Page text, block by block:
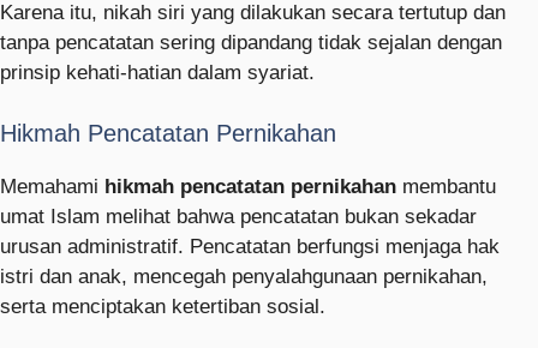
Karena itu, nikah siri yang dilakukan secara tertutup dan
tanpa pencatatan sering dipandang tidak sejalan dengan
prinsip kehati-hatian dalam syariat.
Hikmah Pencatatan Pernikahan
Memahami hikmah pencatatan pernikahan membantu
umat Islam melihat bahwa pencatatan bukan sekadar
urusan administratif. Pencatatan berfungsi menjaga hak
istri dan anak, mencegah penyalahgunaan pernikahan,
serta menciptakan ketertiban sosial.